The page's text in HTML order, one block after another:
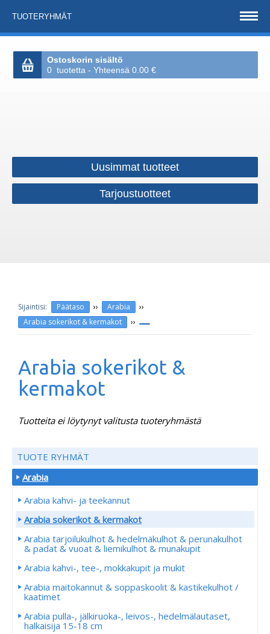
TUOTERYHMÄT
Ostoskorin sisältö
0 tuotetta - Yhteensä 0.00 €
Uusimmat tuotteet
Tarjoustuotteet
Päätaso ›› Arabia ››
Arabia sokerikot & kermakot ››
Arabia sokerikot &
kermakot
Tuotteita ei löytynyt valitusta tuoteryhmästä
TUOTE RYHMÄT
Arabia
Arabia kahvi- ja teekannut
Arabia sokerikot & kermakot
Arabia tarjoilukulhot & hedelmäkulhot & perunakulhot
& padat & vuoat & liemikulhot & munakupit
Arabia kahvi-, tee-, mokkakupit ja mukit
Arabia maitokannut & soppaskoolit & kastikekulhot /
kaatimet
Arabia pulla-, jälkiruoka-, leivos-, hedelmälautaset,
halkaisija 15-18 cm